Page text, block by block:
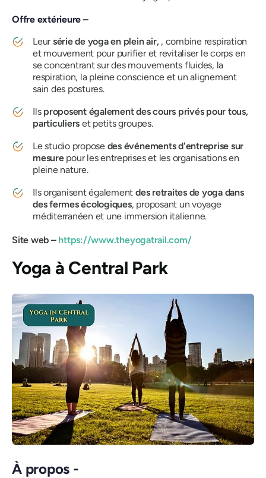
Offre extérieure –
Leursérie de yoga en plein air,, combine respiration
et mouvement pour purifier et revitaliser le corps en
se concentrant sur des mouvements fluides, la
respiration, la pleine conscience et un alignement
sain des postures.
Ils proposent également des cours privés pour tous,
particuliers et petits groupes.
Le studio propose des événements d'entreprise sur
mesure pour les entreprises et les organisations en
pleine nature.
Ils organisent également des retraites de yoga dans
des fermes écologiques, proposant un voyage
méditerranéen et une immersion italienne.
Site web – https://www.theyogatrail.com/
Yoga à Central Park
À propos -